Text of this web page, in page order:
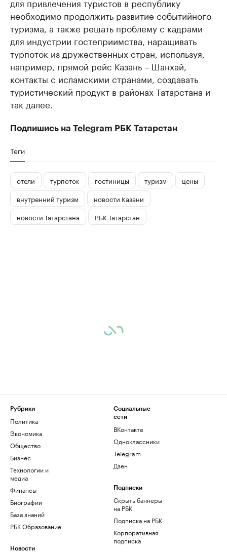
необходимо продолжить развитие событийного
туризма, а также решать проблему с кадрами
для индустрии гостеприимства, наращивать
турпоток из дружественных стран, используя,
например, прямой рейс Казань – Шанхай,
контакты с исламскими странами, создавать
туристический продукт в районах Татарстана и
так далее.
Подпишись на Telegram РБК Татарстан
Теги
отели турпоток гостиницы туризм
цены
внутренний туризм
новости Казани
новости Татарстана
РБК Татарстан
Рубрики
Политика
Экономика
Общество
Бизнес
Технологии и
медиа
Финансы
Биографии
База знаний
РБК Образование
Новости
Социальные
сети
ВКонтакте
Одноклассники
Telegram
Дзен
Подписки
Скрыть баннеры
на РБК
Подписка на РБК
Корпоративная
подписка